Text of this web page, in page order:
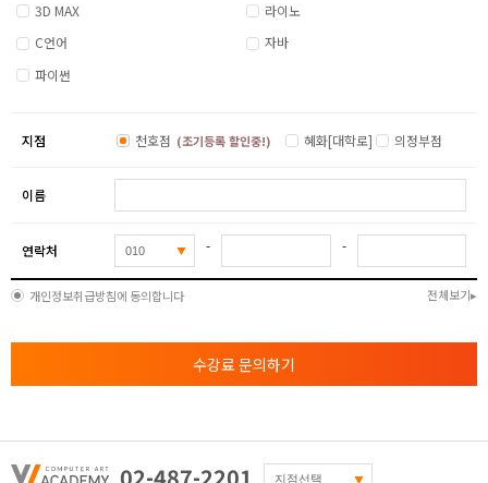
- 창작캐릭터 완성 및 이펙트와 림라이트 점검
( 학생의 개개인별 상황에 따라 바뀔 수 있음 )
3D MAX
라이노
C언어
자바
파이썬
지점 천호점 (조기등록 할인중!) 혜화[대학로] 의정부점
이름
연락처 - -
개인정보취급방침에 동의합니다 전체보기
수강료 문의하기